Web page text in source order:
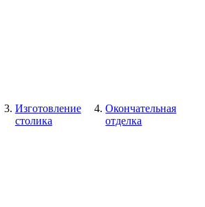
Изготовление
столика
Окончательная
отделка